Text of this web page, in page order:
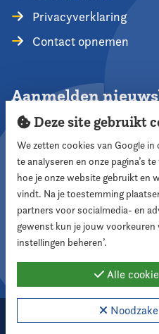
Privacyverklaring
Contact opnemen
Aanmelden
Aanmelden
Volg ons
2026 Nederlandse
Deze site gebruikt
We zetten cookies van Google
te analyseren en onze pagina’s
hoe je onze website gebruikt en
vindt. Na je toestemming
partners voor socialmedia- en
gewenst kun je jouw voorkeuren
instellingen beheren’.
Alle